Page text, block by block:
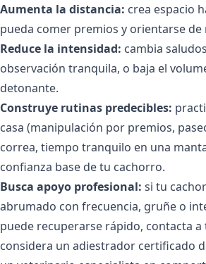
Aumenta la distancia: crea espacio
pueda comer premios y orientarse de
Reduce la intensidad: cambia
observación tranquila, o baja el
detonante.
Construye rutinas predecibles:
casa (manipulación por premios,
correa, tiempo tranquilo en una
confianza base de tu cachorro.
Busca apoyo profesional: si tu
abrumado con frecuencia, gruñe o
puede recuperarse rápido, contacta
considera un adiestrador certificado